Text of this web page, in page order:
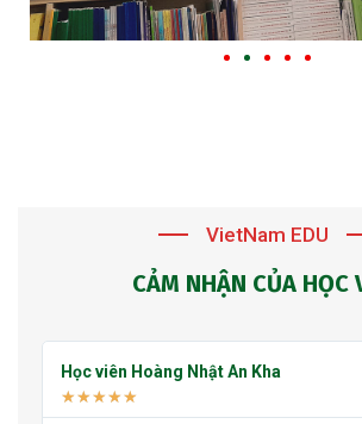
VietNam EDU
CẢM NHẬN CỦA HỌC
Học viên Hoàng Nhật An Kha
★★★★★